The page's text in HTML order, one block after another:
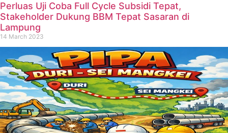
Perluas Uji Coba Full Cycle Subsidi Tepat,
Stakeholder Dukung BBM Tepat Sasaran di
Lampung
14 March 2023